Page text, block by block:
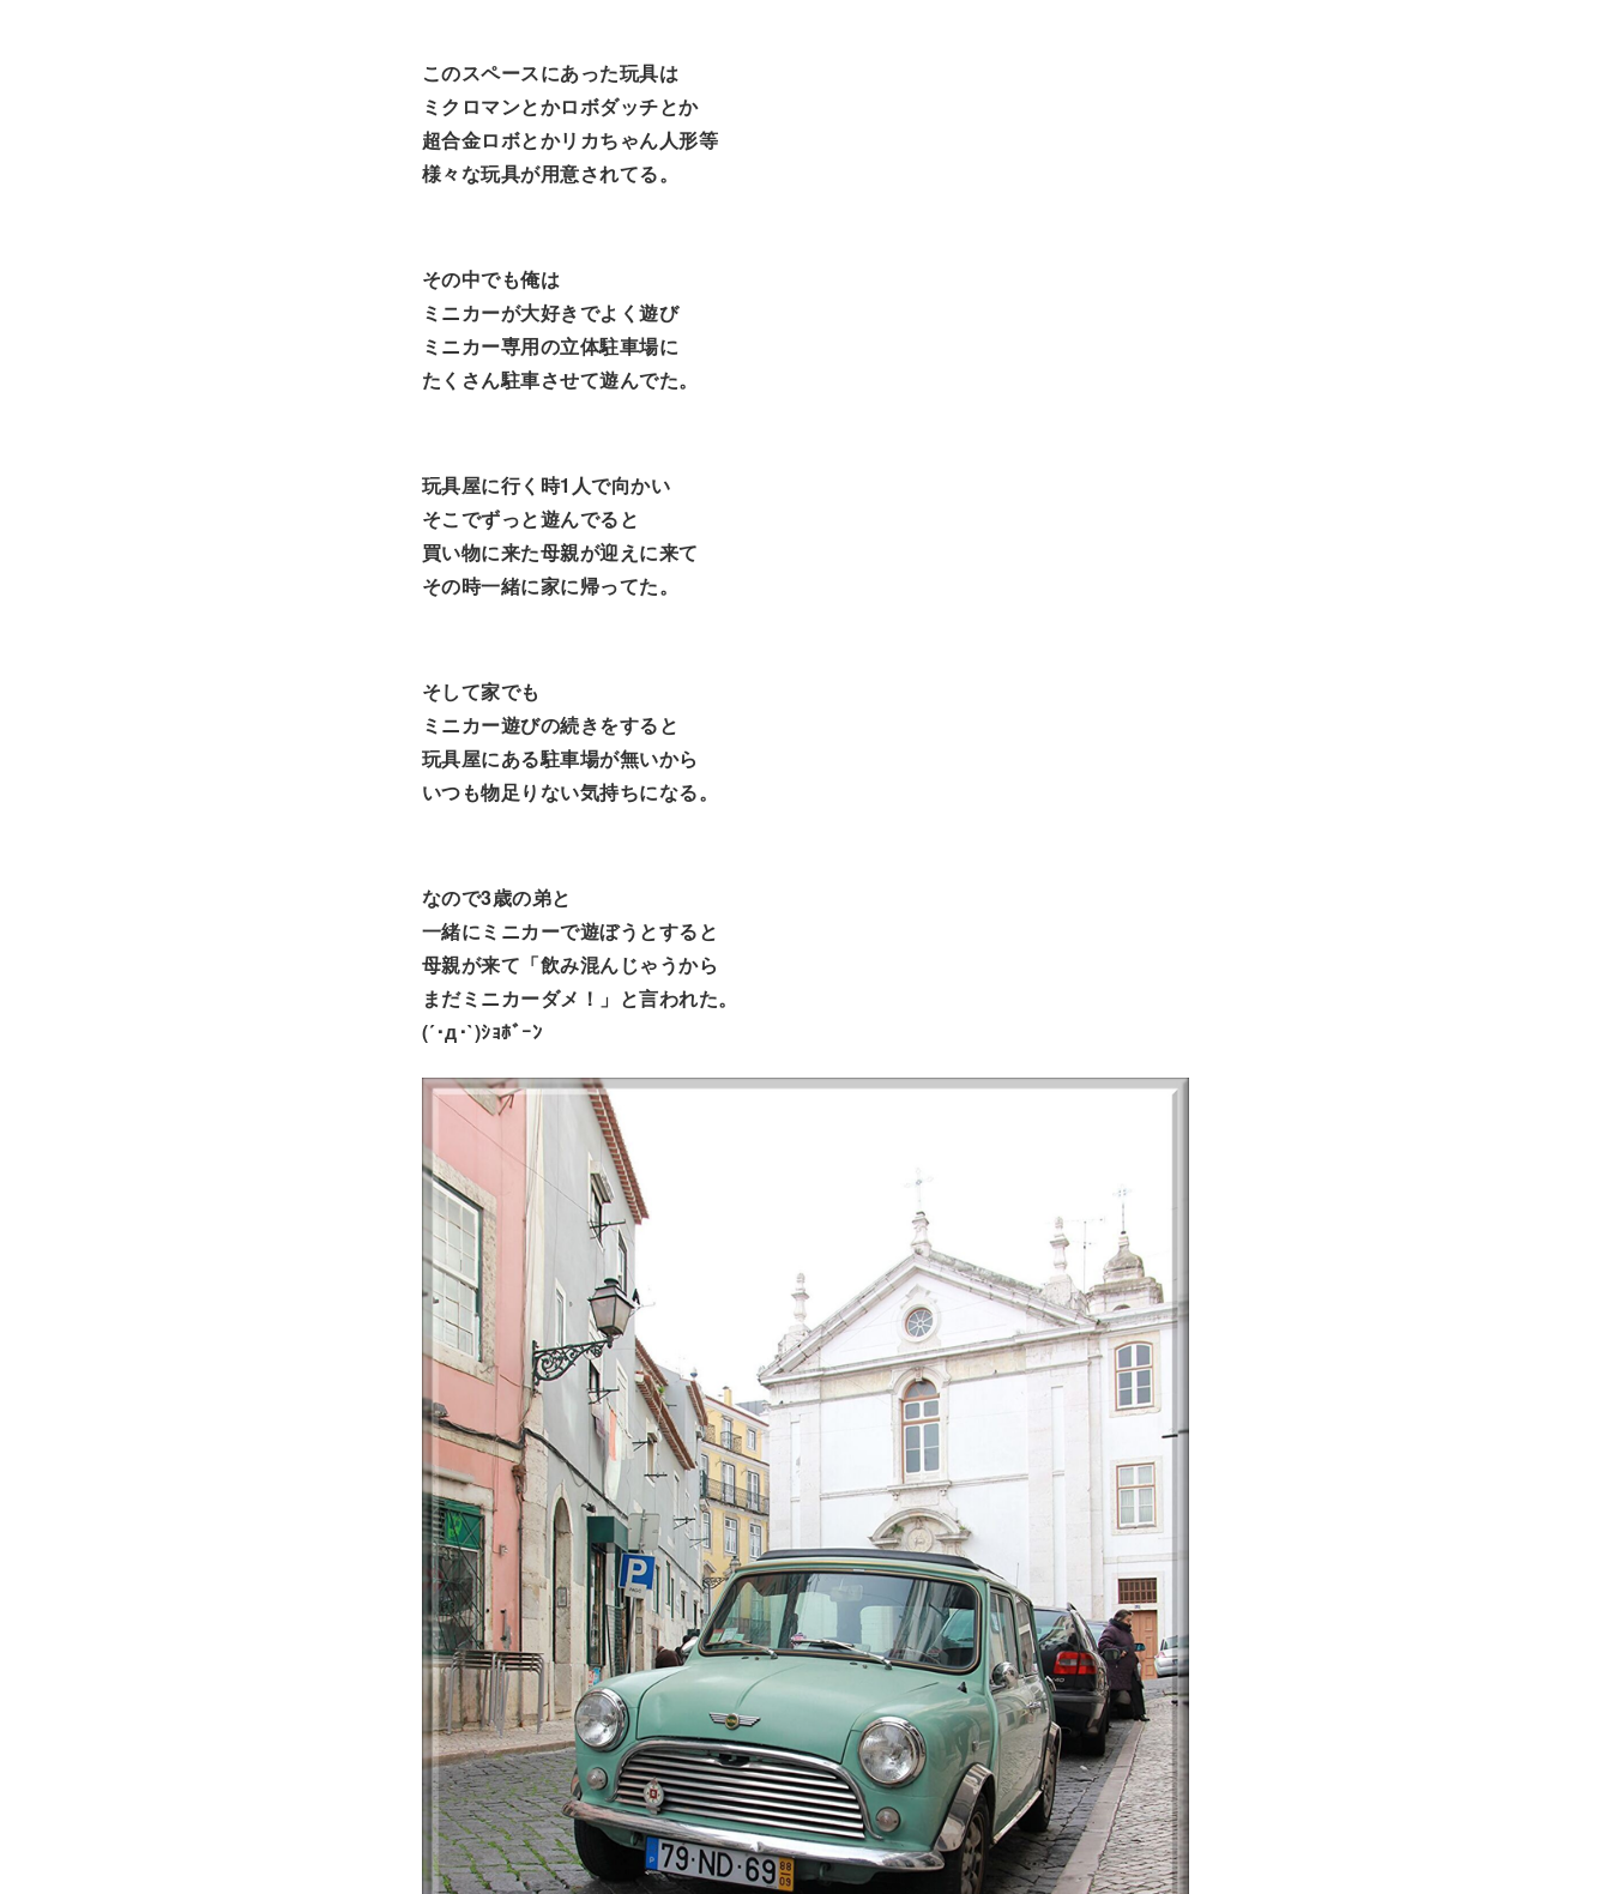
このスペースにあった玩具は
ミクロマンとかロボダッチとか
超合金ロボとかリカちゃん人形等
様々な玩具が用意されてる。
その中でも俺は
ミニカーが大好きでよく遊び
ミニカー専用の立体駐車場に
たくさん駐車させて遊んでた。
玩具屋に行く時1人で向かい
そこでずっと遊んでると
買い物に来た母親が迎えに来て
その時一緒に家に帰ってた。
そして家でも
ミニカー遊びの続きをすると
玩具屋にある駐車場が無いから
いつも物足りない気持ちになる。
なので3歳の弟と
一緒にミニカーで遊ぼうとすると
母親が来て「飲み混んじゃうから
まだミニカーダメ！」と言われた。
(´･д･`)ｼｮﾎﾞｰﾝ